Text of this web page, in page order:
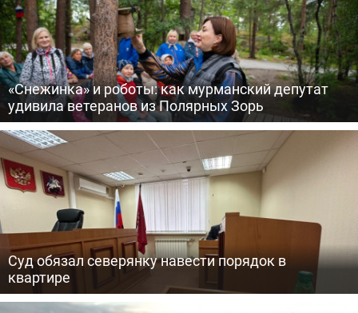
«Снежинка» и роботы: как мурманский депутат
удивила ветеранов из Полярных Зорь
Суд обязал северянку навести порядок в
квартире